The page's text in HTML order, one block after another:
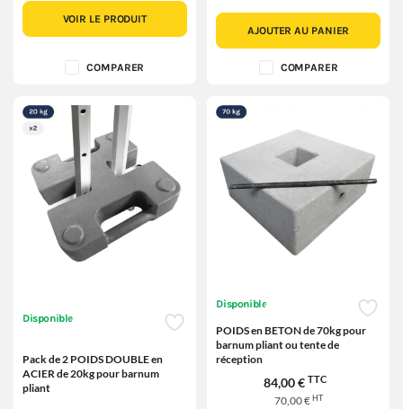
VOIR LE PRODUIT
COMPARER
AJOUTER AU PANIER
COMPARER
Disponible
Pack de 2 POIDS DOUBLE en
ACIER de 20kg pour barnum
pliant
Disponible
POIDS en BETON de 70kg pour
barnum pliant ou tente de
réception
84,00 € TTC
70,00 €HT